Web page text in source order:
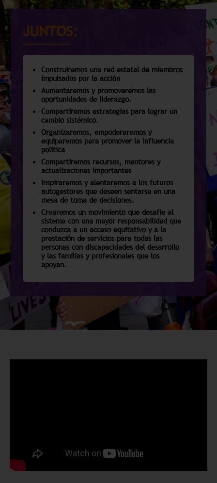
JUNTOS:
Construiremos una red estatal de miembros
impulsados por la acción
Aumentaremos y promoveremos las
oportunidades de liderazgo.
Compartiremos estrategias para lograr un
cambio sistémico.
Organizaremos, empoderaremos y
equiparemos para promover la influencia
política
Compartiremos recursos, mentores y
actualizaciones importantes
Inspiraremos y alentaremos a los futuros
autogestores que deseen sentarse en una
mesa de toma de decisiones.
Crearemos un movimiento que desafíe al
sistema con una mayor responsabilidad que
conduzca a un acceso equitativo y a la
prestación de servicios para todas las
personas con discapacidades del desarrollo
y las familias y profesionales que los
apoyan.